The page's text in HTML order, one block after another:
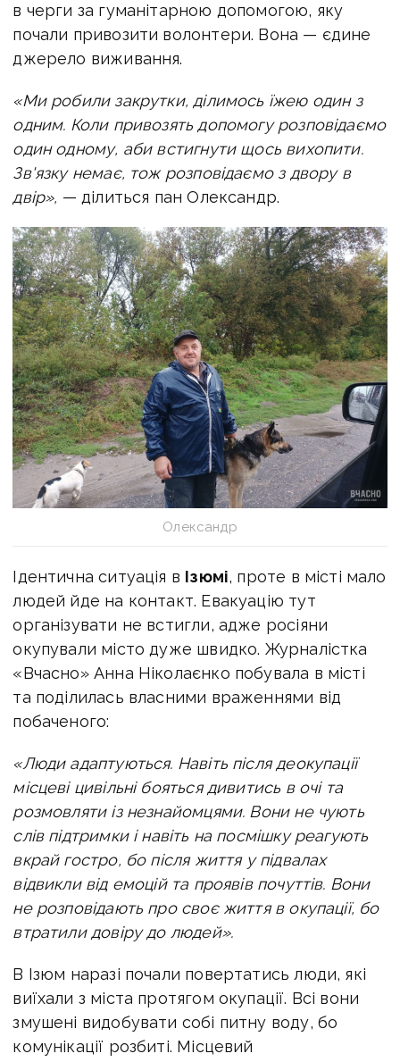
в черги за гуманітарною допомогою, яку
почали привозити волонтери. Вона — єдине
джерело виживання.
«Ми робили закрутки, ділимось їжею один з
одним. Коли привозять допомогу розповідаємо
один одному, аби встигнути щось вихопити.
Зв'язку немає, тож розповідаємо з двору в
двір», — ділиться пан Олександр.
Олександр
Ідентична ситуація в Ізюмі, проте в місті мало
людей йде на контакт. Евакуацію тут
організувати не встигли, адже росіяни
окупували місто дуже швидко. Журналістка
«Вчасно» Анна Ніколаєнко побувала в місті
та поділилась власними враженнями від
побаченого:
«Люди адаптуються. Навіть після деокупації
місцеві цивільні бояться дивитись в очі та
розмовляти із незнайомцями. Вони не чують
слів підтримки і навіть на посмішку реагують
вкрай гостро, бо після життя у підвалах
відвикли від емоцій та проявів почуттів. Вони
не розповідають про своє життя в окупації, бо
втратили довіру до людей».
В Ізюм наразі почали повертатись люди, які
виїхали з міста протягом окупації. Всі вони
змушені видобувати собі питну воду, бо
комунікації розбиті. Місцевий